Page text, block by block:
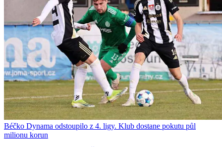
Béčko Dynama odstoupilo z 4. ligy. Klub dostane pokutu půl
milionu korun